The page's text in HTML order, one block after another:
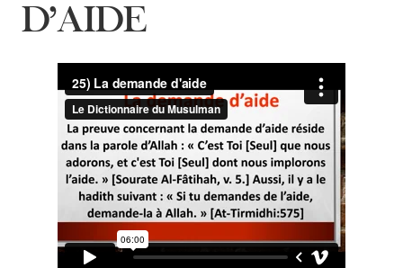
D’AIDE